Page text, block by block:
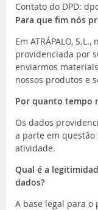
Contato do DPD:
Para que fim nós
Em ATRÁPALO,
providenciada por
enviarmos
nossos produtos e
Por quanto tempo
Os dados
a parte em questão
atividade.
Qual é a
dados?
A base legal para o